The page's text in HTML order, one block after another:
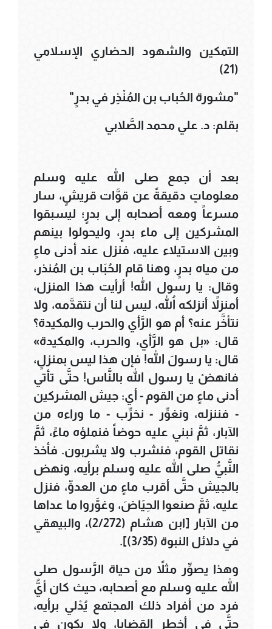
التمكين والشهود الحضاري الإسلامي
(21)
"مشورة الحُباب بن المُنْذِر في بدرٍ"
بقلم: د. علي محمد الصَّلابي
بعد أن جمع صلى الله عليه وسلم
معلوماتٍ دقيقةً عن قوَّات قريشٍ، سار
مسرعاً ومعه أصحابه إلى بدرٍ؛ ليسبقوا
المشركين إلى ماء بدرٍ، وليحولوا بينهم
وبين الاستيلاء عليه، فنزل عند أدنى ماءٍ
من مياه بدرٍ، وهنا قام الحُبَاب بن المُنذر،
وقال: يا رسول الله! أرأيت هذا المنزل،
أمنزلاً أنزلكه اللهُ، ليس لنا أن نتقدَّمه، ولا
نتأخَّر عنه؟ أم هو الرَّأي والحرب والمكيدة؟
قال: «بل هو الرَّأي، والحرب، والمكيدة»
قال: يا رسولَ الله! فإن هذا ليس بمنزلٍ،
فانهضْ يا رسول الله بالنَّاس! حتَّى تأتي
أدنى ماءٍ من القوم - أي: جيش المشركين
- فننزله، ونغوِّر - نخرِّب - ما وراءه من
الآبار، ثمَّ نبني عليه حوضاً فنملؤه ماءً، ثمَّ
نقاتل القوم، فنشرب ولا يشربون. فأخذ
النَّبيُّ صلى الله عليه وسلم برأيه، ونهض
بالجيش حتَّى أقرب ماءٍ من العدوِّ، فنزل
عليه، ثمَّ صنعوا الحِيَاضَ، وغوَّروا ما عداها
من الآبار [ابن هشام (2/272)، والبيهقي
في دلائل النبوة (3/35)].
وهذا يصوِّر مثلاً من حياة الرَّسول صلى
الله عليه وسلم مع أصحابه، حيث كان أيُّ
فرد من أفراد ذلك المجتمع يُدْلي برأيه،
حتَّى في أخطر القضايا، ولا يكون في